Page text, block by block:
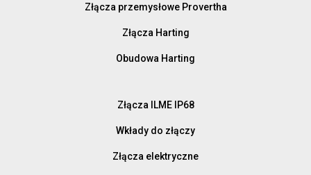
Złącza przemysłowe Provertha
Złącza Harting
Obudowa Harting
Złącza ILME IP68
Wkłady do złączy
Złącza elektryczne